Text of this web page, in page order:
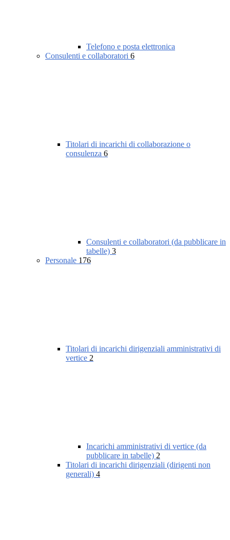
Telefono e posta elettronica
Consulenti e collaboratori 6
Titolari di incarichi di collaborazione o
consulenza 6
Consulenti e collaboratori (da pubblicare in
tabelle) 3
Personale 176
Titolari di incarichi dirigenziali amministrativi di
vertice 2
Incarichi amministrativi di vertice (da
pubblicare in tabelle) 2
Titolari di incarichi dirigenziali (dirigenti non
generali) 4